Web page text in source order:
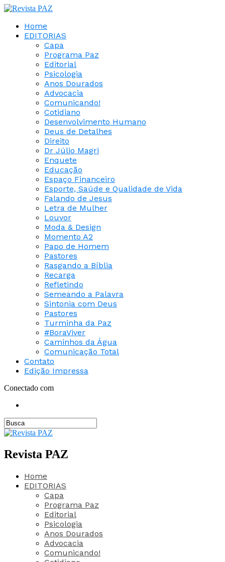
Home
EDITORIAS
Capa
Programa Paz
Editorial
Psicologia
Anos Dourados
Advocacia
Comunicando!
Cotidiano
Desenvolvimento Humano
Deus de Detalhes
Direito
Dr Júlio Magri
Enquete
Educação
Espaço Financeiro
Esporte, Saúde e Qualidade de Vida
Falando de Jesus
Letra de Mulher
Louvor
Moda & Design
Momento A2
Papo de Homem
Pastores
Rasgando a Bíblia
Recarga
Refletindo
Semeando a Palavra
Sintonia com Deus
Pastores
Turminha da Paz
#BoraViver
Caminhos da Água
Comunicação Total
Contato
Edição Impressa
Conectado com
Revista PAZ
Home
EDITORIAS
Capa
Programa Paz
Editorial
Psicologia
Anos Dourados
Advocacia
Comunicando!